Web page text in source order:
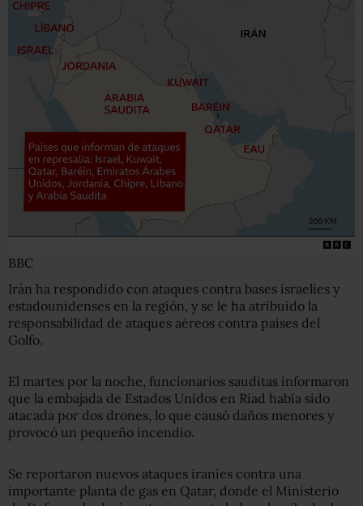
BBC
Irán ha respondido con ataques contra bases israelíes y
estadounidenses en la región, y se le ha atribuido la
responsabilidad de ataques aéreos contra países del
Golfo.
El martes por la noche, funcionarios sauditas informaron
que la embajada de Estados Unidos en Riad había sido
atacada por dos drones, lo que causó daños menores y
provocó un pequeño incendio.
Se reportaron nuevos ataques iraníes contra una
importante planta de gas en Qatar, donde el Ministerio